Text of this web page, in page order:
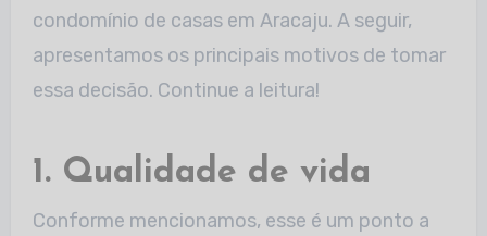
condomínio de casas em Aracaju. A seguir,
apresentamos os principais motivos de tomar
essa decisão. Continue a leitura!
1. Qualidade de vida
Conforme mencionamos, esse é um ponto a